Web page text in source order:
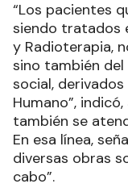
“Los pacientes
siendo tratados
y Radioterapia,
sino también
social,
Humano”,
también se
En esa línea,
diversas obras
cabo”.